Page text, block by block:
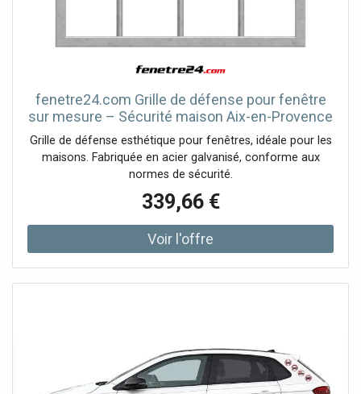
fenetre24.com Grille de défense pour fenêtre
sur mesure – Sécurité maison Aix-en-Provence
Grille de défense esthétique pour fenêtres, idéale pour les
maisons. Fabriquée en acier galvanisé, conforme aux
normes de sécurité.
339,66 €